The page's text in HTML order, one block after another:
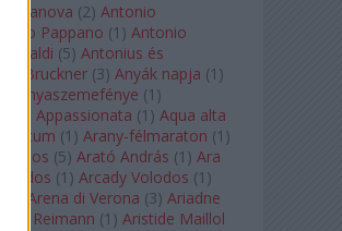
Canova (2) Antonio
Pappano (1 ) Antonio
Vivaldi (5) Antonius és
Bruckner (3) Anyák napja (1 )
Anyaszemefénye (1 )
Appassionata (1 ) Aqua alta
(1 ) Arany-félmaraton (1 )
János (5) Arató András (1 ) Ara
(1 ) Arcady Volodos (1 )
Arena di Verona (3) Ariadne
Reimann (1 ) Aristide Maillol